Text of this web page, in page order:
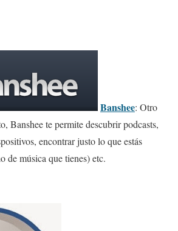
Banshee: Otro
Banshee te permite descubrir podcasts,
encontrar justo lo que estás
de música que tienes) etc.